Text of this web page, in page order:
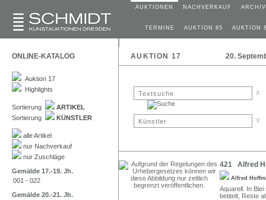
AUKTIONEN NACHVERKAUF ARCHIV
TERMINE AUKTION 85 AUKTION
ONLINE-KATALOG AUKTION 17 20.
Auktion 17
Highlights
Sortierung
ARTIKEL
Sortierung
KÜNSTLER
alle Artikel
nur Nachverkauf
nur Zuschläge
Gemälde 17.-19. Jh.
001 - 022
Gemälde 20.-21. Jh.
x
x
421 Alfred
Alfred
Aquarell. In
betitelt, Reste